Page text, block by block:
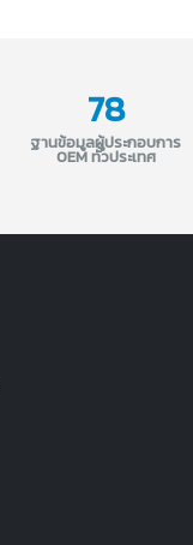
78
ฐานข้อมูลผู้ประกอบการ
OEM ทั่วประเทศ